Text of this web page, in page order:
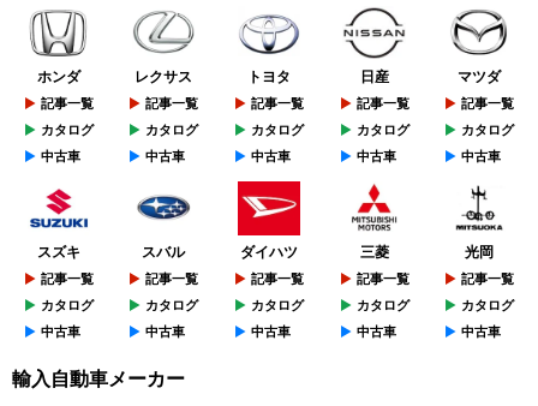
ホンダ
記事一覧
カタログ
中古車
レクサス
記事一覧
カタログ
中古車
トヨタ
記事一覧
カタログ
中古車
日産
記事一覧
カタログ
中古車
マツダ
記事一覧
カタログ
中古車
スズキ
記事一覧
カタログ
中古車
スバル
記事一覧
カタログ
中古車
ダイハツ
記事一覧
カタログ
中古車
三菱
記事一覧
カタログ
中古車
光岡
記事一覧
カタログ
中古車
輸入自動車メーカー